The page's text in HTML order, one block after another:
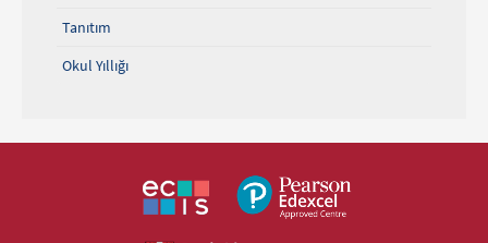
Tanıtım
Okul Yıllığı